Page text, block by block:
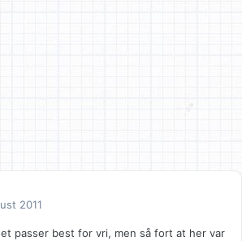
2011
passer best for vri, men så fort at her var